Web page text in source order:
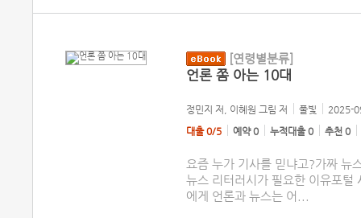
[연령별분류]
언론 쫌 아는 10대
정민지 저, 이혜원 그림 저 풀빛
2025-
대출 0/5
예약 0 누적대출 0 추천 0
요즘 누가 기사를 믿냐고?가짜 뉴
뉴스 리터러시가 필요한 이유포털
에게 언론과 뉴스는 어